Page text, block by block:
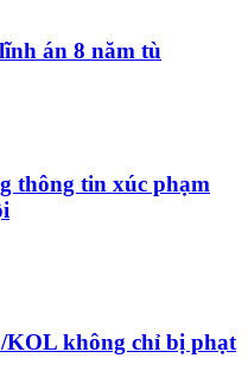
án 8 năm tù
thông tin xúc phạm
KOL không chỉ bị phạt